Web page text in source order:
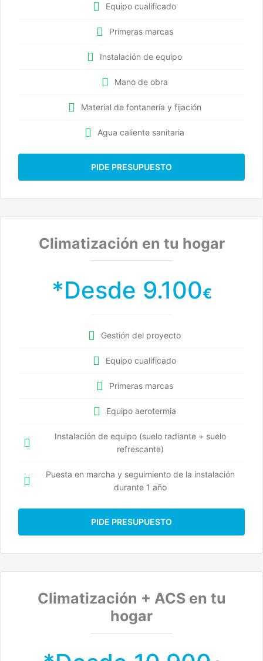
Equipo cualificado
Primeras marcas
Instalación de equipo
Mano de obra
Material de fontanería y fijación
Agua caliente sanitaria
PIDE PRESUPUESTO
Climatización en tu hogar
*Desde 9.100€
Gestión del proyecto
Equipo cualificado
Primeras marcas
Equipo aerotermia
Instalación de equipo (suelo radiante + suelo
refrescante)
Puesta en marcha y seguimiento de la instalación
durante 1 año
PIDE PRESUPUESTO
Climatización + ACS en tu
hogar